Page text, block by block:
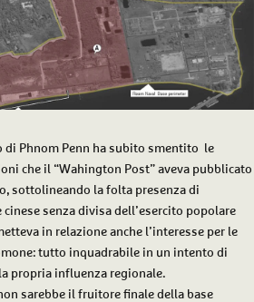
di Phnom Penn ha subito smentito le
che il “Wahington Post” aveva pubblicato
sottolineando la folta presenza di
cinese senza divisa dell’esercito popolare
in relazione anche l’interesse per le
tutto inquadrabile in un intento di
propria influenza regionale.
sarebbe il fruitore finale della base